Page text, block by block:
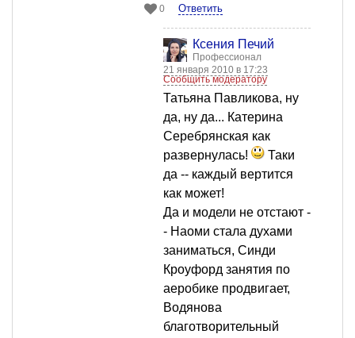
0 Ответить
Ксения Печий
Профессионал
21 января 2010 в 17:23
Сообщить модератору
Татьяна Павликова, ну
да, ну да... Катерина
Серебрянская как
развернулась!
Таки
да -- каждый вертится
как может!
Да и модели не отстают -
- Наоми стала духами
заниматься, Синди
Кроуфорд занятия по
аеробике продвигает,
Водянова
благотворительный